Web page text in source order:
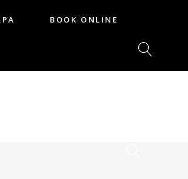
BOOK ONLINE